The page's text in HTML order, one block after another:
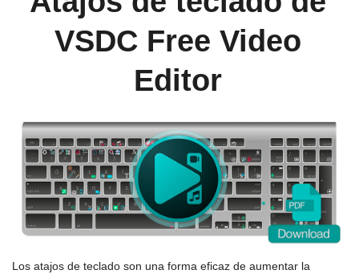
VSDC Free Video
Editor
Los atajos de teclado son una forma eficaz de aumentar la